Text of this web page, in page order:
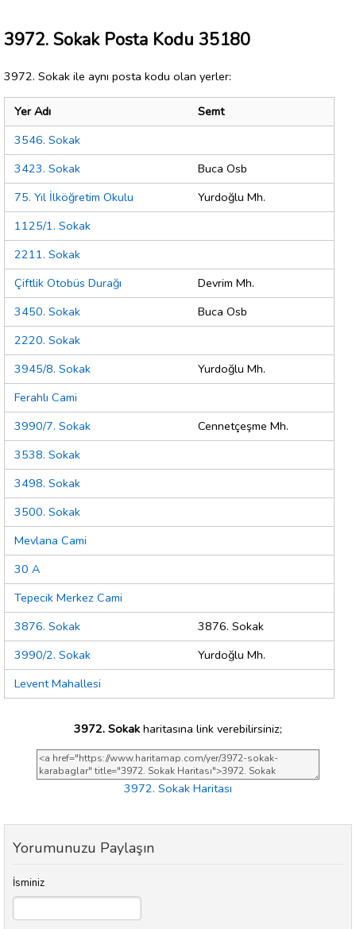
3972. Sokak Posta Kodu 35180
3972. Sokak ile aynı posta kodu olan yerler:
Yer Adı
Semt
3546. Sokak
3423. Sokak
Buca Osb
75. Yıl İlköğretim Okulu
Yurdoğlu Mh.
1125/1. Sokak
2211. Sokak
Çiftlik Otobüs Durağı
Devrim Mh.
3450. Sokak
Buca Osb
2220. Sokak
3945/8. Sokak
Yurdoğlu Mh.
Ferahlı Cami
3990/7. Sokak
Cennetçeşme Mh.
3538. Sokak
3498. Sokak
3500. Sokak
Mevlana Cami
30 A
Tepecik Merkez Cami
3876. Sokak
3876. Sokak
3990/2. Sokak
Yurdoğlu Mh.
Levent Mahallesi
3972. Sokak haritasına link verebilirsiniz;
3972. Sokak Haritası
Yorumunuzu Paylaşın
İsminiz